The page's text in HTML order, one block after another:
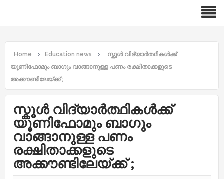
Home Education news
സ്കൂള്‍ വിദ്യാര്‍ത്ഥികള്‍ക്ക്
യൂണിഫോമും ബാഗും വാങ്ങാനുള്ള പണം രക്ഷിതാക്കളുടെ
അക്കൗണ്ടിലേയ്‌ക്ക് ;
സ്കൂള്‍ വിദ്യാര്‍ത്ഥികള്‍ക്ക്
യൂണിഫോമും ബാഗും
വാങ്ങാനുള്ള പണം
രക്ഷിതാക്കളുടെ
അക്കൗണ്ടിലേയ്‌ക്ക് ;